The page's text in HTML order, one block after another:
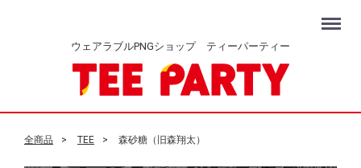
ウェアラブルPNGショップ ティーパーティー
Menu
全商品 TEE 森砂糖（旧森翔太）